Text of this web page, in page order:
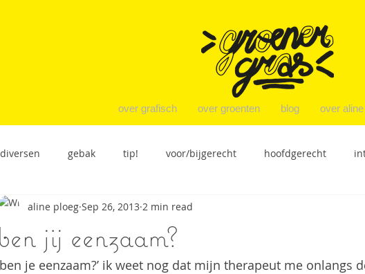
over grafisch over groenten blog over aline
diversen gebak tip! voor/bijgerecht hoofdgerecht
restaurantrecensies nagerecht
ben jij eenzaam?
aline ploeg Sep 26, 2013 2 min read
je eenzaam?’ ik weet nog dat mijn therapeut me onlangs